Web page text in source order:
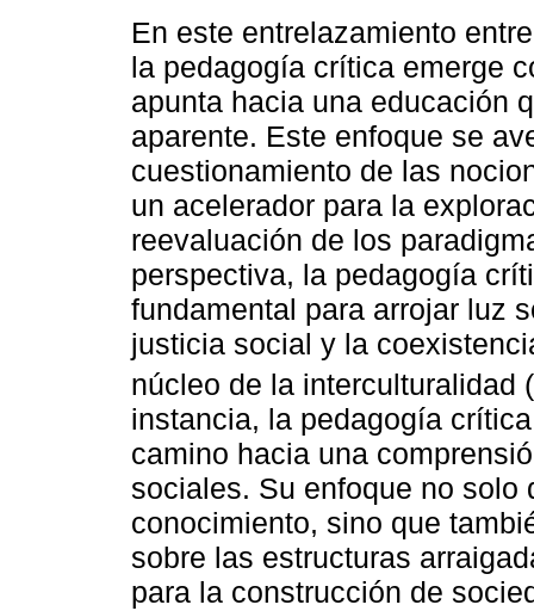
En este entrelazamiento
la pedagogía crítica emerge
apunta hacia una educación
aparente. Este enfoque se
cuestionamiento de las
un acelerador para la
reevaluación de los
perspectiva, la pedagogía
fundamental para arrojar luz
justicia social y la
núcleo de la interculturalidad (
instancia, la pedagogía
camino hacia una
sociales. Su enfoque no solo
conocimiento, sino que
sobre las estructuras
para la construcción de